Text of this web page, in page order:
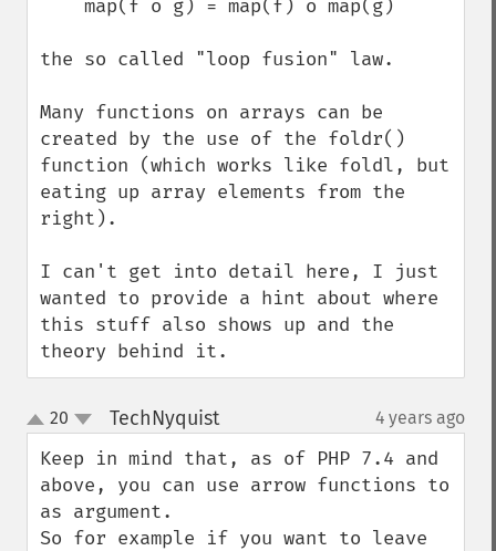
the so called "loop fusion" law.
Many functions on arrays can be
created by the use of the foldr()
function (which works like foldl, but
eating up array elements from the
right).
I can't get into detail here, I just
wanted to provide a hint about where
this stuff also shows up and the
theory behind it.
up
down
20 TechNyquist¶ 4 years ago
Keep in mind that, as of PHP 7.4 and
above, you can use arrow functions to
as argument.
So for example if you want to leave